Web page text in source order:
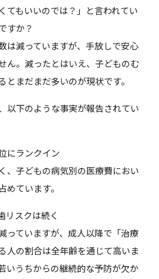
てもいいのでは？」と言われてい
すか？
は減っていますが、手放しで安心
ん。減ったとはいえ、子どものむ
とまだまだ多いのが現状です。
以下のような事実が報告されてい
にランクイン
、子どもの病気別の医療費におい
めています。
リスクは続く
っていますが、成人以降で「治療
人の割合は全年齢を通じて高いま
いうちからの継続的な予防が欠か